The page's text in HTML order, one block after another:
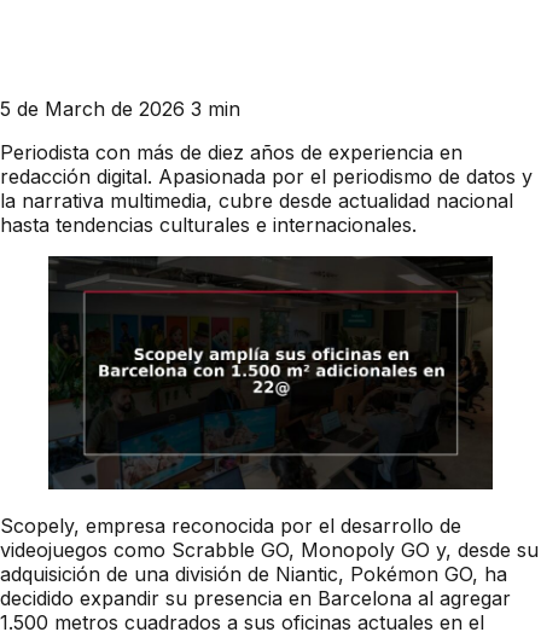
5 de March de 2026 3 min
Periodista con más de diez años de experiencia en
redacción digital. Apasionada por el periodismo de datos y
la narrativa multimedia, cubre desde actualidad nacional
hasta tendencias culturales e internacionales.
Scopely, empresa reconocida por el desarrollo de
videojuegos como Scrabble GO, Monopoly GO y, desde su
adquisición de una división de Niantic, Pokémon GO, ha
decidido expandir su presencia en Barcelona al agregar
1.500 metros cuadrados a sus oficinas actuales en el